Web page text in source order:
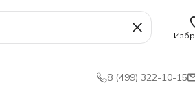
8 (499) 322-10-15